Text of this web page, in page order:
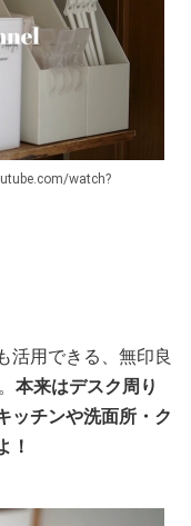
watch?
活用できる、無印良
本来はデスク周り
ッチンや洗面所・ク
！